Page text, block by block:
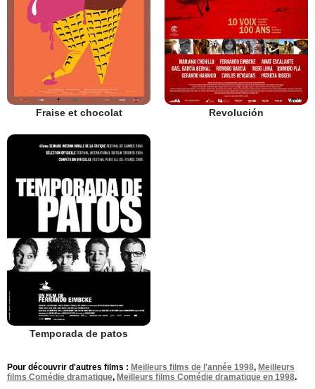
Fraise et chocolat Revolución
Temporada de patos
Pour découvrir d'autres films : Meilleurs films de l'année 1998, Meilleurs
films Comédie dramatique, Meilleurs films Comédie dramatique en 1998.